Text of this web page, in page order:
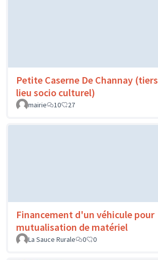
Petite Caserne De Channay (tiers
lieu socio culturel)
mairie
10 27
Financement d'un véhicule pour
mutualisation de matériel
La Sauce Rurale
0 0